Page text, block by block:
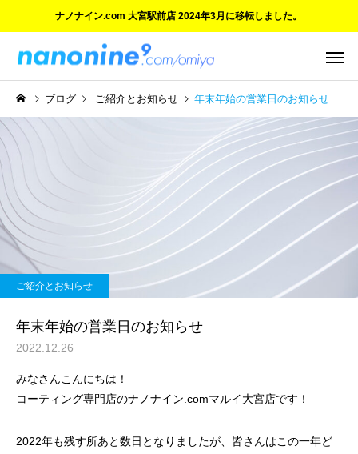
ナノナイン.com 大宮駅前店 2024年3月に移転しました。
ご紹介とお知らせ
ご愛顧に感謝 大宮マルイ店
の閉店と新店舗のご案内
ご紹介とお知らせ
ついにオープン！『ナ
イン.com 大宮駅前店』
ブログ ご紹介とお知らせ 年末年始の営業日のお知らせ
ご紹介とお知らせ
年末年始の営業日のお知らせ
2022.12.26
みなさんこんにちは！
コーティング専門店のナノナイン.comマルイ大宮店です！
2022年も残す所あと数日となりましたが、皆さんはこの一年ど